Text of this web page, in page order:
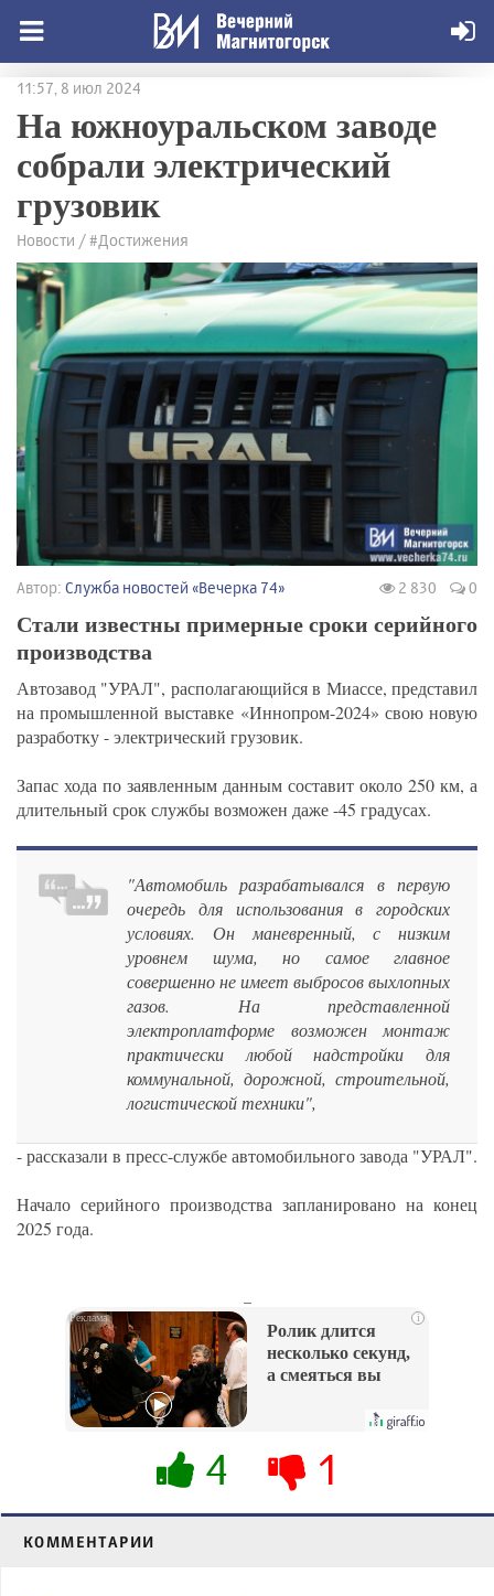
11:57, 8 июл 2024
На южноуральском заводе
собрали электрический
грузовик
Новости / #Достижения
Автор: Служба новостей «Вечерка 74» 2 830 0
Стали известны примерные сроки серийного
производства
Автозавод "УРАЛ", располагающийся в Миассе, представил
на промышленной выставке «Иннопром-2024» свою новую
разработку - электрический грузовик.
Запас хода по заявленным данным составит около 250 км, а
длительный срок службы возможен даже -45 градусах.
"Автомобиль разрабатывался в первую
очередь для использования в городских
условиях. Он маневренный, с низким
уровнем шума, но самое главное
совершенно не имеет выбросов выхлопных
газов. На представленной
электроплатформе возможен монтаж
практически любой надстройки для
коммунальной, дорожной, строительной,
логистической техники",
- рассказали в пресс-службе автомобильного завода "УРАЛ".
Начало серийного производства запланировано на конец
2025 года.
i
Ролик длится
несколько секунд,
а смеяться вы
4 1
КОММЕНТАРИИ